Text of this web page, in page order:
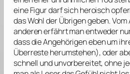
eine Figur darf sich heroisch
das Wohl der Übrigen geben.
anderen erfährt man entweder
dass die Angehörigen eben um
Überreste herumstehen), oder
schnell und unvorbereitet, ohne